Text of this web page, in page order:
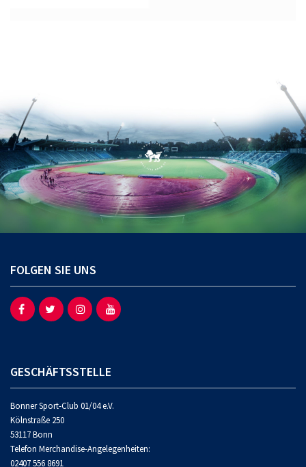
FOLGEN SIE UNS
GESCHÄFTSSTELLE
Bonner Sport-Club 01/04 e.V.
Kölnstraße 250
53117 Bonn
Telefon Merchandise-Angelegenheiten:
02407 556 8691